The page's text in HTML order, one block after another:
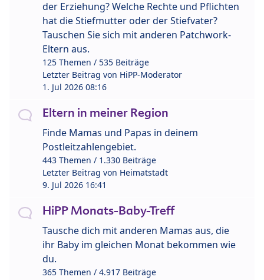
der Erziehung? Welche Rechte und Pflichten
hat die Stiefmutter oder der Stiefvater?
Tauschen Sie sich mit anderen Patchwork-
Eltern aus.
125 Themen / 535 Beiträge
Letzter Beitrag von HiPP-Moderator
1. Jul 2026 08:16
Eltern in meiner Region
Finde Mamas und Papas in deinem
Postleitzahlengebiet.
443 Themen / 1.330 Beiträge
Letzter Beitrag von Heimatstadt
9. Jul 2026 16:41
HiPP Monats-Baby-Treff
Tausche dich mit anderen Mamas aus, die
ihr Baby im gleichen Monat bekommen wie
du.
365 Themen / 4.917 Beiträge